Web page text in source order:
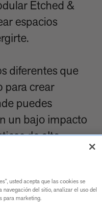
Etched &
espacios
diferentes que
para crear
puedes
un bajo impacto
de alto
está diseñada
usted acepta que las cookies se
del sitio, analizar el uso del
para marketing.